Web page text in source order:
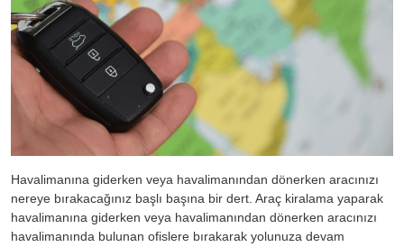
Havalimanına giderken veya havalimanından dönerken aracınızı
nereye bırakacağınız başlı başına bir dert. Araç kiralama yaparak
havalimanına giderken veya havalimanından dönerken aracınızı
havalimanında bulunan ofislere bırakarak yolunuza devam